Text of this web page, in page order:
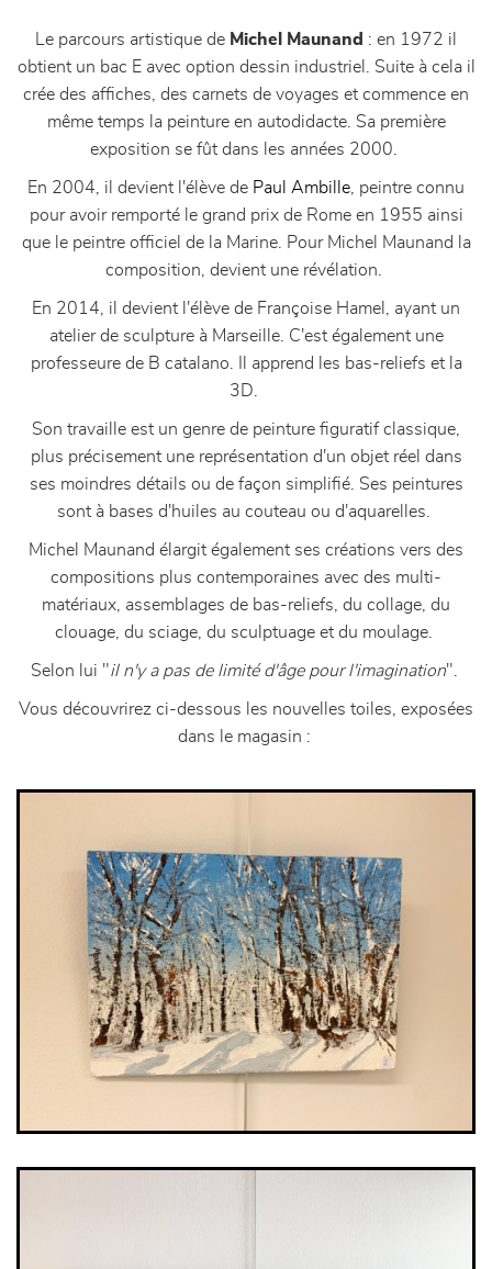
Le parcours artistique de Michel Maunand : en 1972 il
obtient un bac E avec option dessin industriel. Suite à cela il
crée des affiches, des carnets de voyages et commence en
même temps la peinture en autodidacte. Sa première
exposition se fût dans les années 2000.
En 2004, il devient l'élève de Paul Ambille , peintre connu
pour avoir remporté le grand prix de Rome en 1955 ainsi
que le peintre officiel de la Marine. Pour Michel Maunand la
composition, devient une révélation.
En 2014, il devient l'élève de Françoise Hamel, ayant un
atelier de sculpture à Marseille. C'est également une
professeure de B catalano. Il apprend les bas-reliefs et la
3D.
Son travaille est un genre de peinture figuratif classique,
plus précisement une représentation d'un objet réel dans
ses moindres détails ou de façon simplifié. Ses peintures
sont à bases d'huiles au couteau ou d'aquarelles.
Michel Maunand élargit également ses créations vers des
compositions plus contemporaines avec des multi-
matériaux, assemblages de bas-reliefs, du collage, du
clouage, du sciage, du sculptuage et du moulage.
Selon lui "il n'y a pas de limité d'âge pour l'imagination".
Vous découvrirez ci-dessous les nouvelles toiles, exposées
dans le magasin :